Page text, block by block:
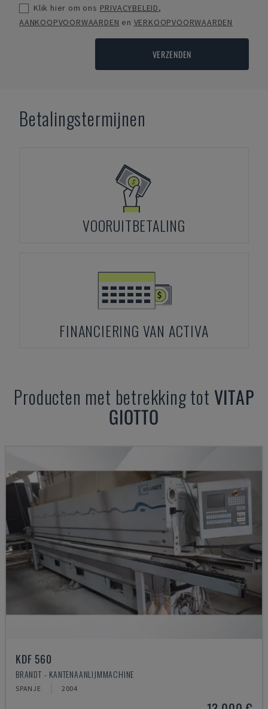
Klik hier om ons PRIVACYBELEID,
AANKOOPVOORWAARDEN en VERKOOPVOORWAARDEN
VERZENDEN
Betalingstermijnen
VOORUITBETALING
FINANCIERING VAN ACTIVA
Producten met betrekking tot VITAP
GIOTTO
KDF 560
BRANDT - KANTENAANLIJMMACHINE
SPANJE 2004